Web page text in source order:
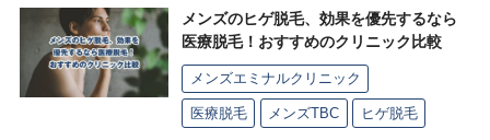
メンズのヒゲ脱毛、効果を優先するなら
医療脱毛！おすすめのクリニック比較
メンズエミナルクリニック
医療脱毛 メンズTBC ヒゲ脱毛